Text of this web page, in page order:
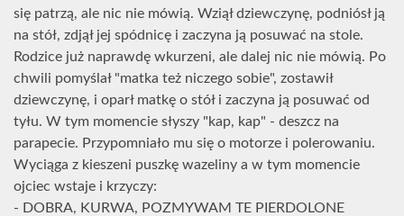
się patrzą, ale nic nie mówią. Wziął dziewczynę, podniósł ją
na stół, zdjął jej spódnicę i zaczyna ją posuwać na stole.
Rodzice już naprawdę wkurzeni, ale dalej nic nie mówią. Po
chwili pomyślał "matka też niczego sobie", zostawił
dziewczynę, i oparł matkę o stół i zaczyna ją posuwać od
tyłu. W tym momencie słyszy "kap, kap" - deszcz na
parapecie. Przypomniało mu się o motorze i polerowaniu.
Wyciąga z kieszeni puszkę wazeliny a w tym momencie
ojciec wstaje i krzyczy:
- DOBRA, KURWA, POZMYWAM TE PIERDOLONE